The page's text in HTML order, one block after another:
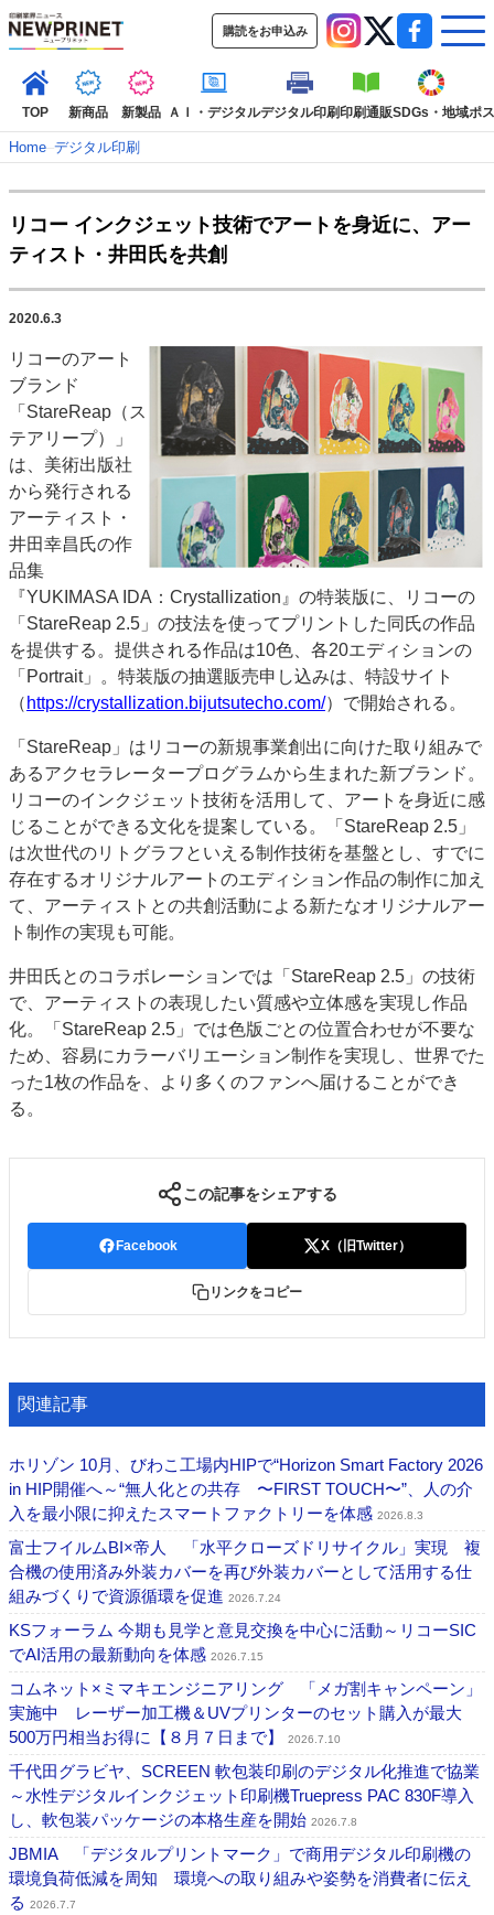
購読をお申込み
TOP 新商品 新製品 ＡＩ・デジタルデジタル印刷印刷通販SDGs・地域ポ
TOP
新着記事 特集記事
インタビュー
コレクション
ＡＩ・デジタル デジタル印刷
印刷通販
SDGs・地域
ポストプレス ビジネス イベント
業界
市場・統計
人事・移転・異動・訃報
特集記事カテゴリー一覧
2022 見える化・MIS特集
特集・デジタル印刷 アイデアで勝負！ ～多様なビジネス・多彩な商材～
JAPAN PACK 2023 特集
中古印刷機・製本機特集
2022 検査・校正特集
特集・デジタル印刷 ～ 新成長軌道を描く
案内
発刊案内
JFPI印刷用語集 印刷機材年鑑
運営
会社案内
購読・購入申し込み
サイトポリシー
お問い合わせ
Home–デジタル印刷
リコー インクジェット技術でアートを身近に、アー
ティスト・井田氏を共創
2020.6.3
リコーのアート
ブランド
「StareReap（ス
テアリープ）」
は、美術出版社
から発行される
アーティスト・
井田幸昌氏の作
品集
『YUKIMASA IDA：Crystallization』の特装版に、リコーの
「StareReap 2.5」の技法を使ってプリントした同氏の作品
を提供する。提供される作品は10色、各20エディションの
「Portrait」。特装版の抽選販売申し込みは、特設サイト
（ https://crystallization.bijutsutecho.com/）で開始される。
「StareReap」はリコーの新規事業創出に向けた取り組みで
あるアクセラレータープログラムから生まれた新ブランド。
リコーのインクジェット技術を活用して、アートを身近に感
じることができる文化を提案している。「StareReap 2.5」
は次世代のリトグラフといえる制作技術を基盤とし、すでに
存在するオリジナルアートのエディション作品の制作に加え
て、アーティストとの共創活動による新たなオリジナルアー
ト制作の実現も可能。
井田氏とのコラボレーションでは「StareReap 2.5」の技術
で、アーティストの表現したい質感や立体感を実現し作品
化。「StareReap 2.5」では色版ごとの位置合わせが不要な
ため、容易にカラーバリエーション制作を実現し、世界でた
った1枚の作品を、より多くのファンへ届けることができ
る。
この記事をシェアする
Facebook X（旧Twitter）
リンクをコピー
関連記事
ホリゾン 10月、びわこ工場内HIPで“Horizon Smart Factory 2026
in HIP開催へ～“無人化との共存 〜FIRST TOUCH〜”、人の介
入を最小限に抑えたスマートファクトリーを体感 2026.8.3
富士フイルムBI×帝人 「水平クローズドリサイクル」実現 複
合機の使用済み外装カバーを再び外装カバーとして活用する仕
組みづくりで資源循環を促進 2026.7.24
KSフォーラム 今期も見学と意見交換を中心に活動～リコーSIC
でAI活用の最新動向を体感 2026.7.15
コムネット×ミマキエンジニアリング 「メガ割キャンペーン」
実施中 レーザー加工機＆UVプリンターのセット購入が最大
500万円相当お得に【８月７日まで】
2026.7.10
千代田グラビヤ、SCREEN 軟包装印刷のデジタル化推進で協業
～水性デジタルインクジェット印刷機Truepress PAC 830F導入
し、軟包装パッケージの本格生産を開始 2026.7.8
JBMIA 「デジタルプリントマーク」で商用デジタル印刷機の
環境負荷低減を周知 環境への取り組みや姿勢を消費者に伝え
る 2026.7.7